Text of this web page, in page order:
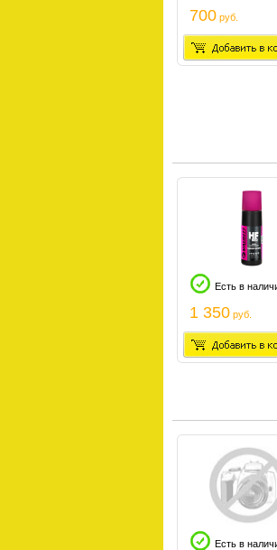
700 руб.
Есть в
1 350 руб.
Есть в